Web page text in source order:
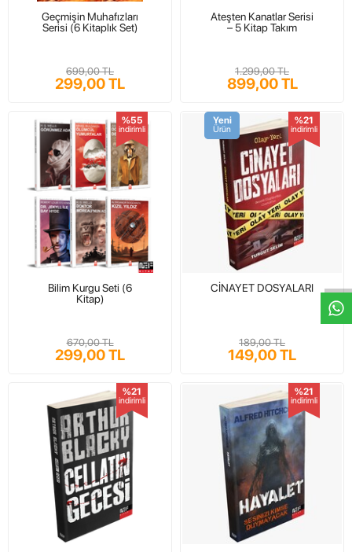
Geçmişin Muhafızları
Serisi (6 Kitaplık Set)
699,00 TL
299,00 TL
Ateşten Kanatlar Serisi
– 5 Kitap Takım
1.299,00 TL
899,00 TL
%55
indirimli
Bilim Kurgu Seti (6
Kitap)
670,00 TL
299,00 TL
%21
indirimli
Yeni
Ürün
CİNAYET DOSYALARI
189,00 TL
149,00 TL
%21
indirimli
%21
indirimli